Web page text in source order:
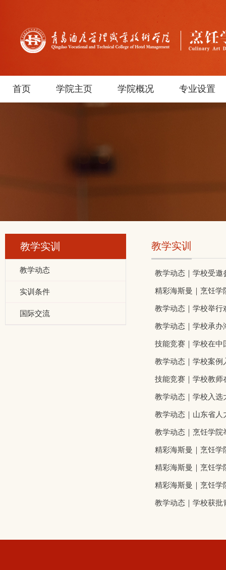
首页 学院主页 学院概况 专业设置
教学实训
教学动态
实训条件
国际交流
教学实训
教学动态｜学校受邀
精彩海斯曼｜烹饪学
教学动态｜学校举行
教学动态｜学校承办
技能竞赛｜学校在中
教学动态｜学校案例
技能竞赛｜学校教师
教学动态｜学校入选
教学动态｜山东省人
教学动态｜烹饪学院
精彩海斯曼｜烹饪学
精彩海斯曼｜烹饪学
精彩海斯曼｜烹饪学
教学动态｜学校获批